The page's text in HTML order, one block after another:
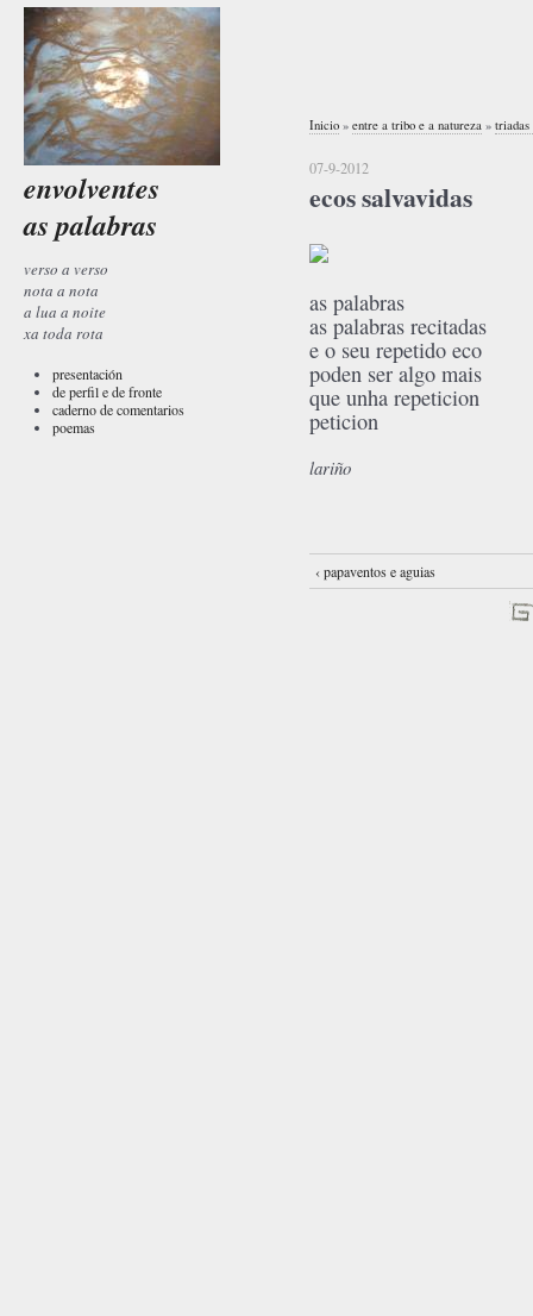
envolventes
as palabras
verso a verso
nota a nota
a lua a noite
xa toda rota
presentación
de perfil e de fronte
caderno de comentarios
poemas
Inicio » entre a tribo e a natureza » triadas
07-9-2012
ecos salvavidas
as palabras
as palabras recitadas
e o seu repetido eco
poden ser algo mais
que unha repeticion
peticion
lariño
‹ papaventos e aguias